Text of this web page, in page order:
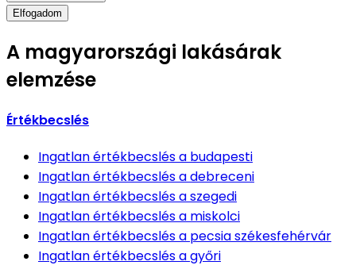
Elfogadom
A magyarországi lakásárak
elemzése
Értékbecslés
Ingatlan értékbecslésa budapesti
Ingatlan értékbecslésa debreceni
Ingatlan értékbecslésa szegedi
Ingatlan értékbecslésa miskolci
Ingatlan értékbecslésa pecsia székesfehérvár
Ingatlan értékbecslésa győri